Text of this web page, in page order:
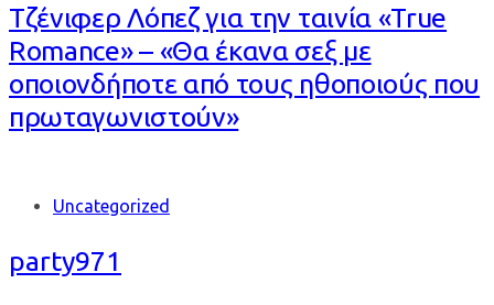
Τζένιφερ Λόπεζ για την ταινία «True
Romance» – «Θα έκανα σεξ με
οποιονδήποτε από τους ηθοποιούς που
πρωταγωνιστούν»
Tags Uncategorized
party971